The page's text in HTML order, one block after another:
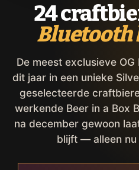
24
Bluetooth
De meest exclusieve
dit jaar in een unieke
geselecteerde
werkende Beer in a Box
na december gewoon
blijft — alleen